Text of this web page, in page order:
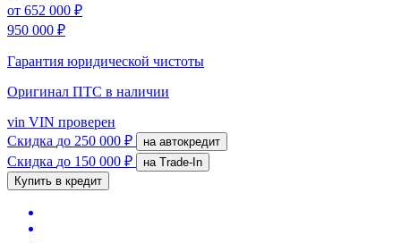
от 652 000 ₽
950 000 ₽
Гарантия юридической чистоты
Оригинал ПТС в наличии
vin VIN проверен
Скидка до 250 000 ₽ на автокредит
Скидка до 150 000 ₽
на Trade-In
Купить в кредит